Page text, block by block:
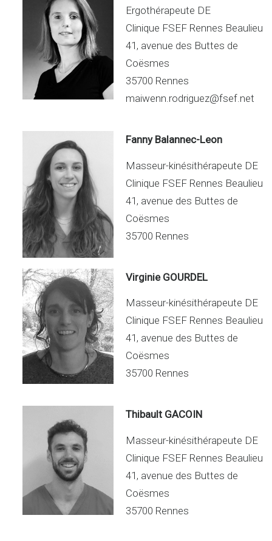
Ergothérapeute DE
Clinique FSEF Rennes Beaulieu
41, avenue des Buttes de
Coësmes
35700 Rennes
maiwenn.rodriguez@fsef.net
Fanny Balannec-Leon
Masseur-kinésithérapeute DE
Clinique FSEF Rennes Beaulieu
41, avenue des Buttes de
Coësmes
35700 Rennes
Virginie GOURDEL
Masseur-kinésithérapeute DE
Clinique FSEF Rennes Beaulieu
41, avenue des Buttes de
Coësmes
35700 Rennes
Thibault GACOIN
Masseur-kinésithérapeute DE
Clinique FSEF Rennes Beaulieu
41, avenue des Buttes de
Coësmes
35700 Rennes